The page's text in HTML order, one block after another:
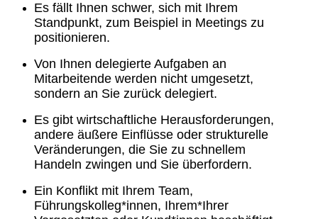
Es fällt Ihnen schwer, sich mit Ihrem
Standpunkt, zum Beispiel in Meetings zu
positionieren.
Von Ihnen delegierte Aufgaben an
Mitarbeitende werden nicht umgesetzt,
sondern an Sie zurück delegiert.
Es gibt wirtschaftliche Herausforderungen,
andere äußere Einflüsse oder strukturelle
Veränderungen, die Sie zu schnellem
Handeln zwingen und Sie überfordern.
Ein Konflikt mit Ihrem Team,
Führungskolleg*innen, Ihrem*Ihrer